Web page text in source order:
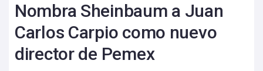
Nombra Sheinbaum a Juan
Carlos Carpio como nuevo
director de Pemex